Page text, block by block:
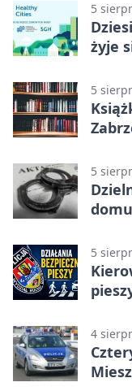
5
żyje
5
5
5
4